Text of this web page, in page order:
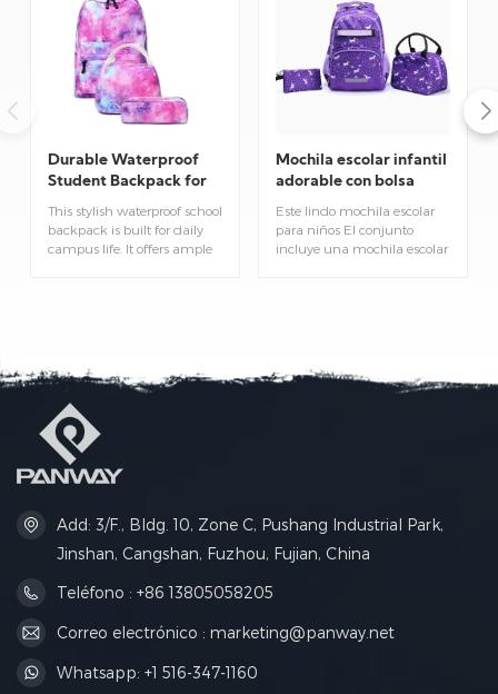
Durable Waterproof
Student Backpack for
Daily School Use
This stylish waterproof school
backpack is built for daily
campus life. It offers ample
Mochila escolar infantil
adorable con bolsa
para el almuerzo.
Este lindo mochila escolar
para niños El conjunto
incluye una mochila escolar
especialmente diseñada
Add: 3/F., Bldg. 10, Zone C, Pushang Industrial Park,
Jinshan, Cangshan, Fuzhou, Fujian, China
Teléfono : +86 13805058205
Correo electrónico : marketing@panway.net
Whatsapp: +1 516-347-1160